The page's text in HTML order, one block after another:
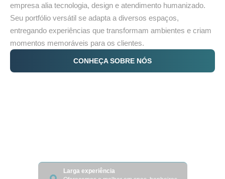
empresa alia tecnologia, design e atendimento humanizado.
Seu portfólio versátil se adapta a diversos espaços,
entregando experiências que transformam ambientes e criam
momentos memoráveis para os clientes.
CONHEÇA SOBRE NÓS
Larga experiência